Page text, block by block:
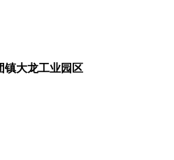
镇大龙工业园区